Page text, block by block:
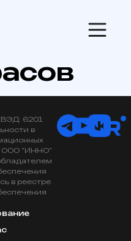
6201
в
ООО "ИННО"
в реестре